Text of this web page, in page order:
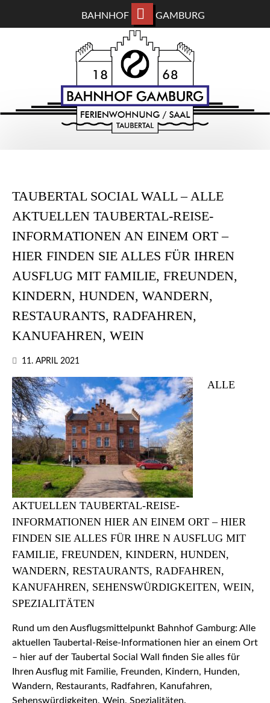
BAHNHOF GAMBURG
BAHNHOF GAMBURG
Ferienwohnung und Eventsaal im Taubertal
TAUBERTAL SOCIAL WALL – ALLE
AKTUELLEN TAUBERTAL-REISE-
INFORMATIONEN AN EINEM ORT –
HIER FINDEN SIE ALLES FÜR IHREN
AUSFLUG MIT FAMILIE, FREUNDEN,
KINDERN, HUNDEN, WANDERN,
RESTAURANTS, RADFAHREN,
KANUFAHREN, WEIN
11. APRIL 2021
ALLE
AKTUELLEN TAUBERTAL-REISE-
INFORMATIONEN HIER AN EINEM ORT – HIER
FINDEN SIE ALLES FÜR IHRE N AUSFLUG MIT
FAMILIE, FREUNDEN, KINDERN, HUNDEN,
WANDERN, RESTAURANTS, RADFAHREN,
KANUFAHREN, SEHENSWÜRDIGKEITEN, WEIN,
SPEZIALITÄTEN
Rund um den Ausflugsmittelpunkt Bahnhof Gamburg: Alle
aktuellen Taubertal-Reise-Informationen hier an einem Ort
– hier auf der Taubertal Social Wall finden Sie alles für
Ihren Ausflug mit Familie, Freunden, Kindern, Hunden,
Wandern, Restaurants, Radfahren, Kanufahren,
Sehenswürdigkeiten, Wein, Spezialitäten.